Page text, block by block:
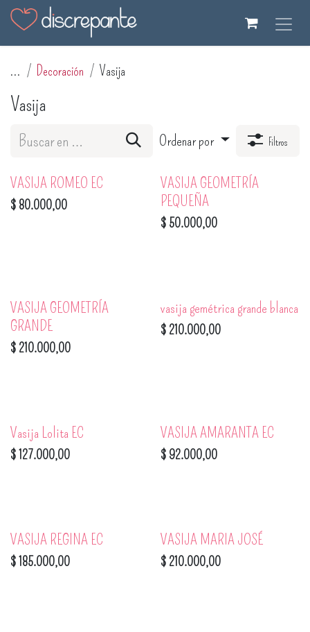
Ir al contenido
... Decoración Vasija
Vasija
Ordenar por Filtros
VASIJA ROMEO EC
$ 80.000,00
VASIJA GEOMETRÍA
PEQUEÑA
$ 50.000,00
VASIJA GEOMETRÍA
GRANDE
$ 210.000,00
vasija gemétrica grande blanca
$ 210.000,00
Vasija Lolita EC
$127.000,00
VASIJA AMARANTA EC
$ 92.000,00
VASIJA REGINA EC
$185.000,00
VASIJA MARIA JOSÉ
$ 210.000,00